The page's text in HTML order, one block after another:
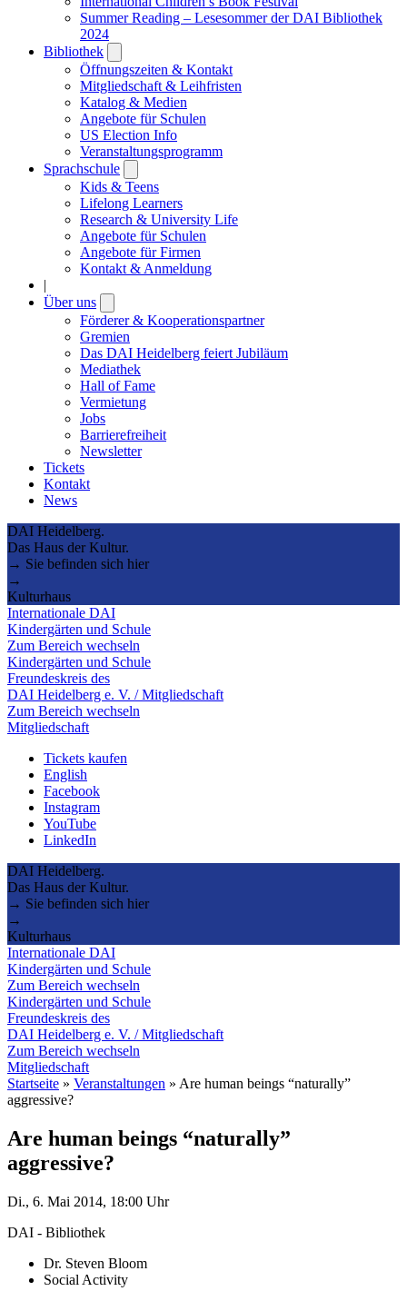
Summer Reading – Lesesommer der DAI Bibliothek
2024
Bibliothek
submenu
Öffnungszeiten & Kontakt
Mitgliedschaft & Leihfristen
Katalog & Medien
Angebote für Schulen
US Election Info
Veranstaltungsprogramm
Sprachschule
submenu
Kids & Teens
Lifelong Learners
Research & University Life
Angebote für Schulen
Angebote für Firmen
Kontakt & Anmeldung
|
Über uns
submenu
Förderer & Kooperationspartner
Gremien
Das DAI Heidelberg feiert Jubiläum
Mediathek
Hall of Fame
Vermietung
Jobs
Barrierefreiheit
Newsletter
Tickets
Kontakt
News
DAI Heidelberg.
Das Haus der Kultur.
→ Sie befinden sich hier
→
Kulturhaus
Internationale DAI
Kindergärten und Schule
Zum Bereich wechseln
Kindergärten und Schule
Freundeskreis des
DAI Heidelberg e. V. / Mitgliedschaft
Zum Bereich wechseln
Mitgliedschaft
Tickets kaufen
English
Facebook
Instagram
YouTube
LinkedIn
DAI Heidelberg.
Das Haus der Kultur.
→ Sie befinden sich hier
→
Kulturhaus
Internationale DAI
Kindergärten und Schule
Zum Bereich wechseln
Kindergärten und Schule
Freundeskreis des
DAI Heidelberg e. V. / Mitgliedschaft
Zum Bereich wechseln
Mitgliedschaft
Startseite » Veranstaltungen » Are human beings “naturally”
aggressive?
Are human beings “naturally”
aggressive?
Di., 6. Mai 2014, 18:00 Uhr
DAI - Bibliothek
Dr. Steven Bloom
Social Activity